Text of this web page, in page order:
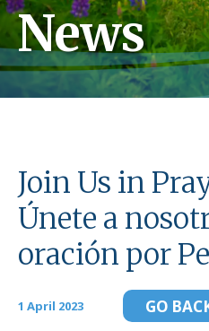
News
Join Us in
Únete a
oración por
1 April 2023 GO